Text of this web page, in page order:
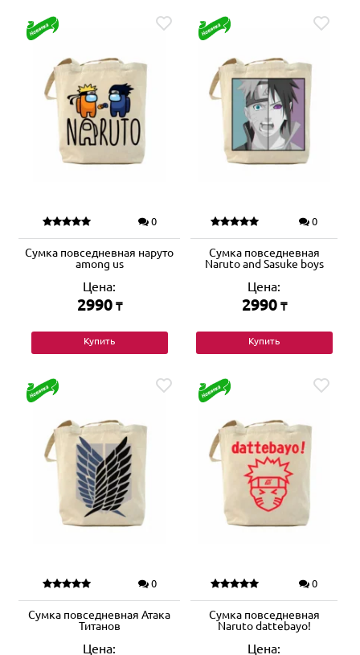
0
Сумка повседневная наруто
among us
Цена:
2990 ₸
Купить
0
Сумка повседневная
Naruto and Sasuke boys
Цена:
2990 ₸
Купить
0
Сумка повседневная Атака
Титанов
Цена:
0
Сумка повседневная
Naruto dattebayo!
Цена: